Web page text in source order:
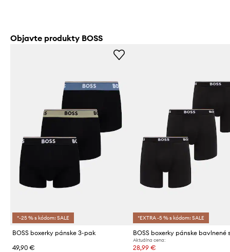
Objavte produkty BOSS
*-25 % s kódom: SALE
BOSS boxerky pánske 3-pak
49,90 €
*EXTRA -5 % s kódom: SALE
Aktuálna cena:
28,99 €